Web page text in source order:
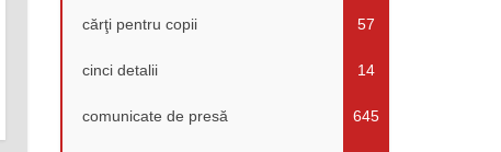
cărţi pentru copii 57
cinci detalii 14
comunicate de presă 645